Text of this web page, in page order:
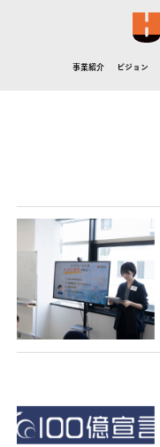
事業紹介 ビジョン